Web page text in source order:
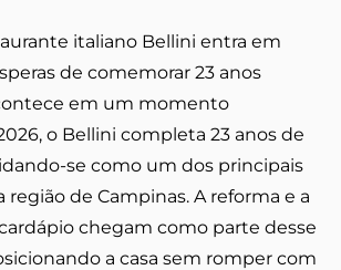
italiano Bellini entra em
de comemorar 23 anos
em um momento
o Bellini completa 23 anos de
se como um dos principais
região de Campinas. A reforma e a
chegam como parte desse
a casa sem romper com